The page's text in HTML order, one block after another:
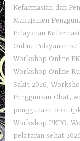
Kefarmasian dan
Manajemen
Pelayanan
Online Pelayanan
Workshop Online
Workshop Online
Sakit 2026,
Penggunaan Obat,
penggunaan obat
Workshop PKPO,
pelataran sehat